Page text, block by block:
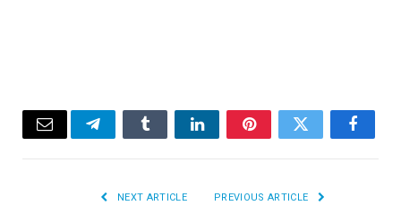
Facebook
Twitter
Pinterest
LinkedIn
Tumblr
Telegram
Email
NEXT ARTICLE